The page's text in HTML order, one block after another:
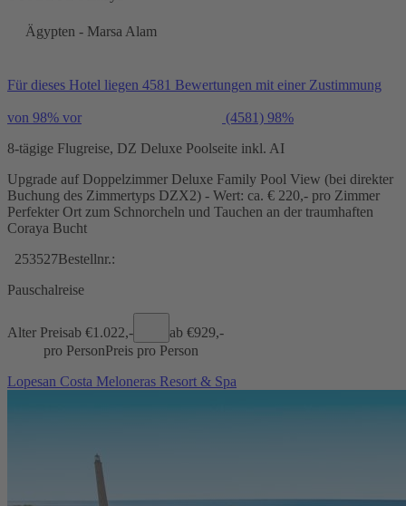
Ägypten - Marsa Alam
Für dieses Hotel liegen 4581 Bewertungen mit einer Zustimmung
von 98% vor (4581) 98%
8-tägige Flugreise, DZ Deluxe Poolseite inkl. AI
Upgrade auf Doppelzimmer Deluxe Family Pool View (bei direkter
Buchung des Zimmertyps DZX2) - Wert: ca. € 220,- pro Zimmer
Perfekter Ort zum Schnorcheln und Tauchen an der traumhaften
Coraya Bucht
253527Bestellnr.:
Pauschalreise
Alter Preisab €1.022,- ab €929,-
pro PersonPreis pro Person
Lopesan Costa Meloneras Resort & Spa